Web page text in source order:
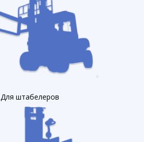
Для штабелеров